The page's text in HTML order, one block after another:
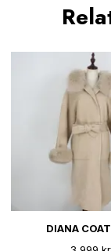
DIANA